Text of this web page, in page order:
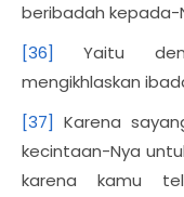
beribadah kepada-
[36]
Yaitu
mengikhlaskan
[37] Karena
kecintaan-Nya
karena kamu